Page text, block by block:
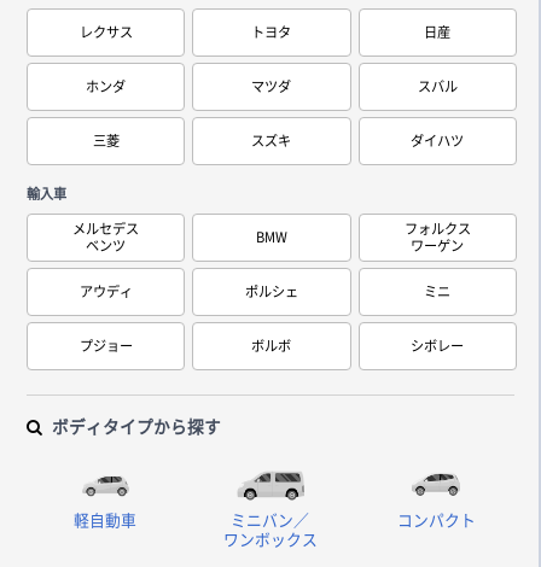
レクサス トヨタ 日産
ホンダ マツダ スバル
三菱 スズキ ダイハツ
輸入車
メルセデス
ベンツ
BMW
フォルクス
ワーゲン
アウディ ポルシェ ミニ
プジョー ボルボ シボレー
ボディタイプから探す
軽自動車
ミニバン／
ワンボックス
コンパクト